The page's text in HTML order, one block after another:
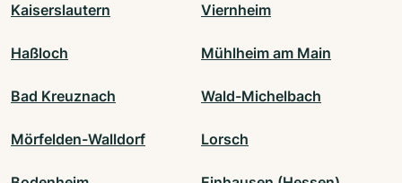
Kaiserslautern Viernheim
Haßloch Mühlheim am Main
Bad Kreuznach Wald-Michelbach
Mörfelden-Walldorf Lorsch